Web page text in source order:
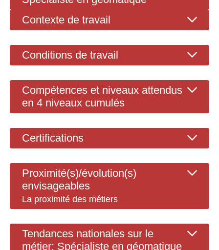
Contexte de travail
Conditions de travail
Compétences et niveaux attendus
en 4 niveaux cumulés
Certifications
Proximité(s)/évolution(s)
envisageables
La proximité des métiers
Tendances nationales sur le
métier: Spécialiste en géomatique